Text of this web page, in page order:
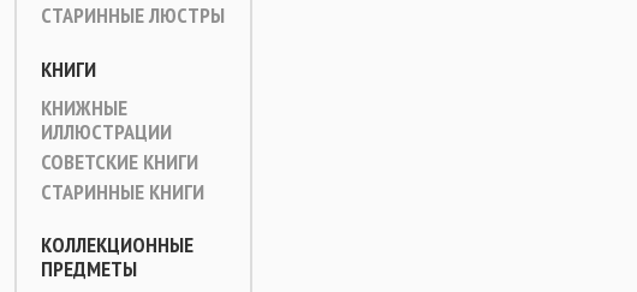
СТАРИННЫЕ ЛЮСТРЫ
КНИГИ
КНИЖНЫЕ
ИЛЛЮСТРАЦИИ
СОВЕТСКИЕ КНИГИ
СТАРИННЫЕ КНИГИ
КОЛЛЕКЦИОННЫЕ
ПРЕДМЕТЫ